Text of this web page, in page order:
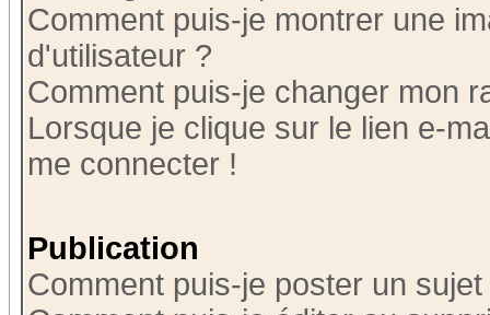
Comment puis-je montrer une
d'utilisateur ?
Comment puis-je changer mon
Lorsque je clique sur le lien e-
me connecter !
Publication
Comment puis-je poster un